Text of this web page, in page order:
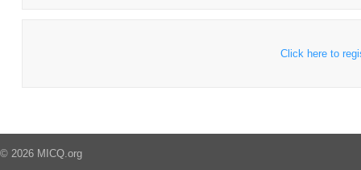
Click here to
© 2026 MICQ.org